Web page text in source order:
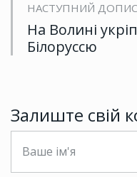
НАСТУПНИЙ ДОПИС
На Волині
Білоруссю
Залиште свій